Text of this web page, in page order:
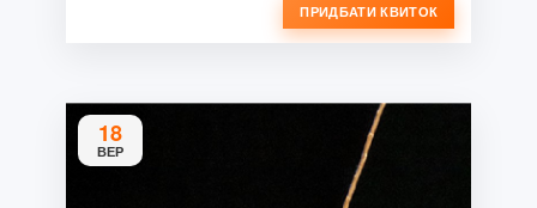
ПРИДБАТИ КВИТОК
18
ВЕР